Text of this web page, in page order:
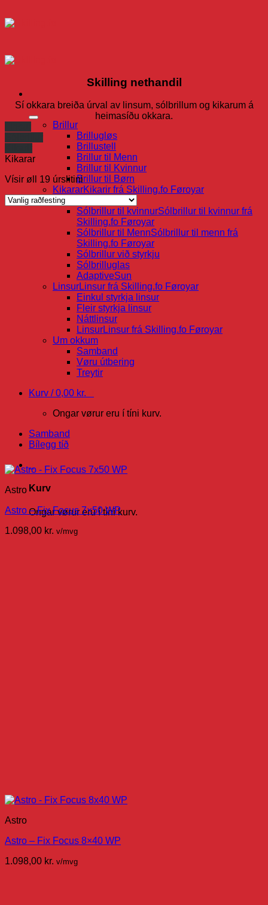
to
content
Brillur
Brillugløs
Brillustell
Brillur til Menn
Brillur til Kvinnur
Brillur til Børn
KikararKikarir frá Skilling.fo Føroyar
Sólbrillur
Sólbrillur til kvinnurSólbrillur til kvinnur frá
Skilling.fo Føroyar
Sólbrillur til MennSólbrillur til menn frá
Skilling.fo Føroyar
Sólbrillur við styrkju
Sólbrilluglas
AdaptiveSun
LinsurLinsur frá Skilling.fo Føroyar
Einkul styrkja linsur
Fleir styrkja linsur
Náttlinsur
LinsurLinsur frá Skilling.fo Føroyar
Um okkum
Samband
Vøru útbering
Treytir
Kurv /0,00 kr.
Ongar vørur eru í tíni kurv.
Samband
Bílegg tíð
Kurv
Ongar vørur eru í tíni kurv.
Skilling nethandil
Sí okkara breiða úrval av linsum, sólbrillum og kikarum á
heimasíðu okkara.
Kikarar
Vísir øll 19 úrslitini
Astro
Astro – Fix Focus 7×50 WP
1.098,00 kr. v/mvg
Astro
Astro – Fix Focus 8×40 WP
1.098,00 kr. v/mvg